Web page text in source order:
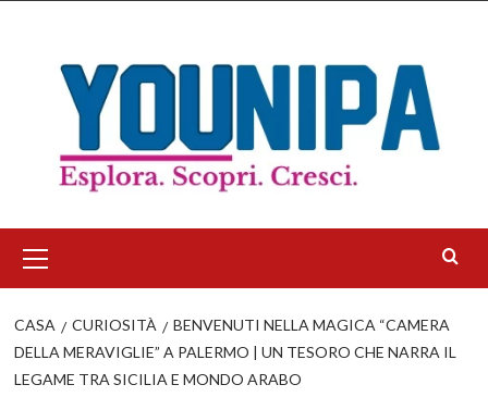
contenuto
principale
CASA CURIOSITÀ
BENVENUTI NELLA MAGICA “CAMERA
DELLA MERAVIGLIE” A PALERMO | UN TESORO CHE NARRA IL
LEGAME TRA SICILIA E MONDO ARABO